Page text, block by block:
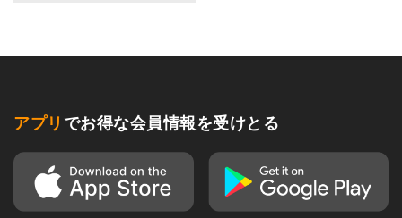
アプリ でお得な会員情報を受けとる